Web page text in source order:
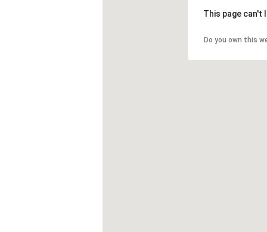
This page can't
Do you own this